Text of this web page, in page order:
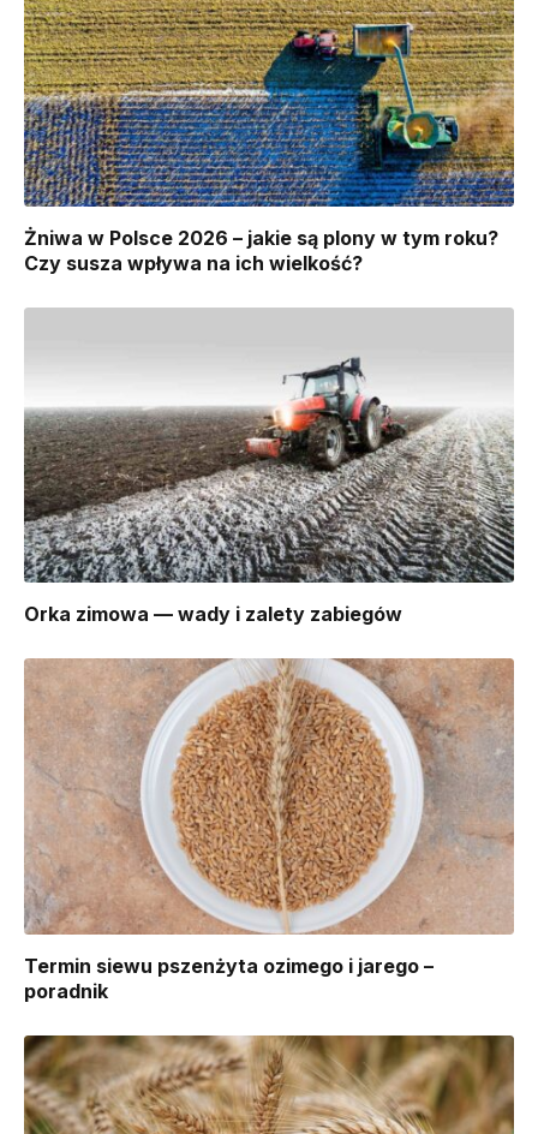
Żniwa w Polsce 2026 – jakie są plony w tym roku?
Czy susza wpływa na ich wielkość?
Orka zimowa — wady i zalety zabiegów
Termin siewu pszenżyta ozimego i jarego –
poradnik